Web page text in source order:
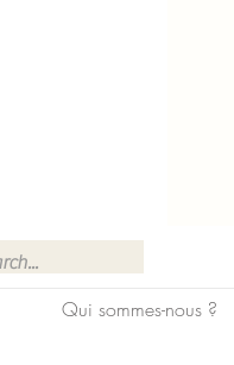
Qui sommes-nous ?